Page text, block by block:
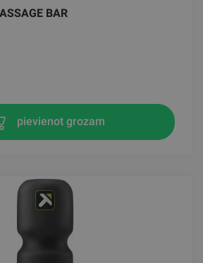
BAR
pievienot grozam